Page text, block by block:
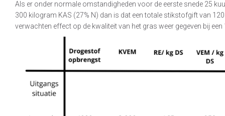
Als er onder normale omstandigheden voor de eerste snede 25
300 kilogram KAS (27% N) dan is dat een totale stikstofgift van
verwachten effect op de kwaliteit van het gras weer gegeven bij